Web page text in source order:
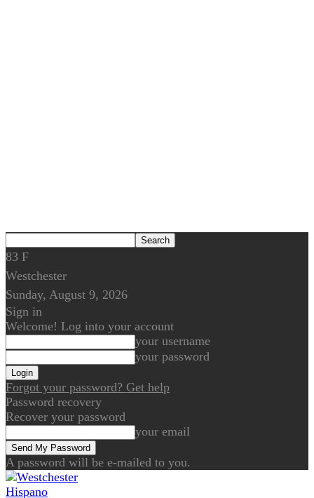
83 F
Westchester
Sunday, August 9, 2026
Sign in
Welcome! Log into your account
your username
your password
Forgot your password? Get help
Password recovery
Recover your password
your email
A password will be e-mailed to you.